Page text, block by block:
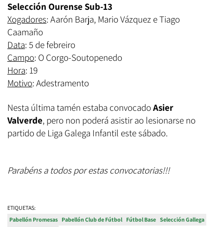
Selección Ourense Sub-13
Xogadores: Aarón Barja, Mario Vázquez e Tiago
Caamaño
Data: 5 de febreiro
Campo: O Corgo-Soutopenedo
Hora: 19
Motivo: Adestramento
Nesta última tamén estaba convocadoAsier
Valverde, pero non poderá asistir ao lesionarse no
partido de Liga Galega Infantil este sábado.
Parabéns a todos por estas convocatorias!!!
ETIQUETAS:
Pabellón Promesas Pabellón Club de Fútbol Fútbol Base Selección Gallega